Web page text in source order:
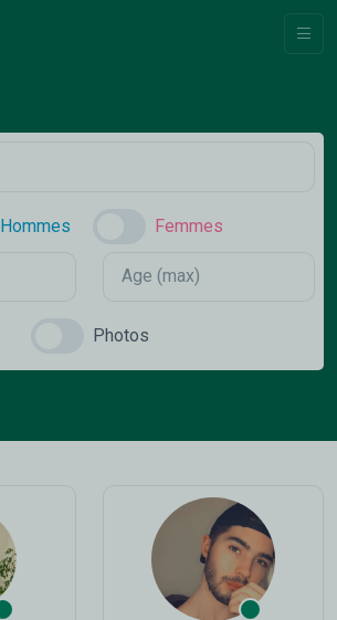
Hommes Femmes
Photos